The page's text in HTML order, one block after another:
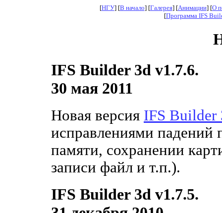
[НГУ] [В начало] [Галерея] [Анимации] [О
[Программа IFS
IFS Builder 3d v1.7.6.
30 мая 2011
Новая версия IFS Builder
исправлениями падений
памяти, сохранении
записи файл и т.п.).
IFS Builder 3d v1.7.5.